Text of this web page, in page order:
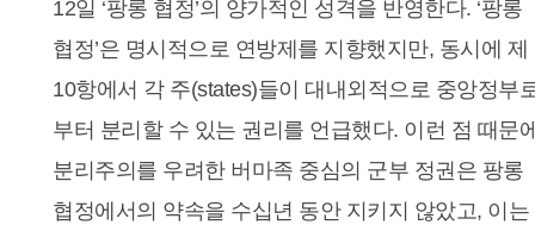
12일 ‘팡롱 협정’의 양가적인 성격을 반영한다. ‘팡롱
협정’은 명시적으로 연방제를 지향했지만, 동시에 제
10항에서 각 주(states)들이 대내외적으로 중앙정부
부터 분리할 수 있는 권리를 언급했다. 이런 점 때문
분리주의를 우려한 버마족 중심의 군부 정권은 팡롱
협정에서의 약속을 수십년 동안 지키지 않았고, 이는